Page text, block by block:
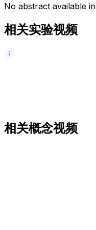
No abstract available in
相关实验视频
相关概念视频